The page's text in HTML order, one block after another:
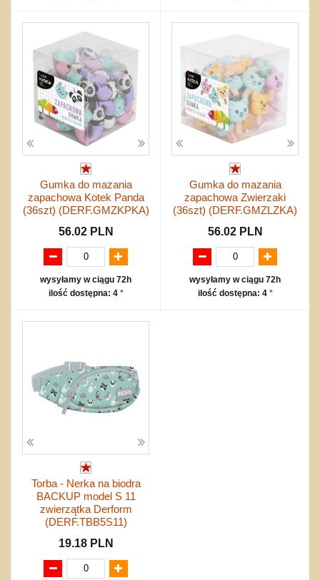
Gumka do mazania
zapachowa Kotek Panda
(36szt) (DERF.GMZKPKA)
56.02 PLN
wysyłamy w ciągu 72h
ilość dostępna: 4 *
Gumka do mazania
zapachowa Zwierzaki
(36szt) (DERF.GMZLZKA)
56.02 PLN
wysyłamy w ciągu 72h
ilość dostępna: 4 *
Torba - Nerka na biodra
BACKUP model S 11
zwierzątka Derform
(DERF.TBB5S11)
19.18 PLN